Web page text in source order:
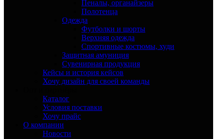
Пеналы, органайзеры
Полотенца
Одежда
Футболки и шорты
Верхняя одежда
Спортивные костюмы, худи
Защитная амуниция
Сувенирная продукция
Кейсы и история кейсов
Хочу дизайн для своей команды
Каталог
Условия поставки
Хочу прайс
О компании
Новости